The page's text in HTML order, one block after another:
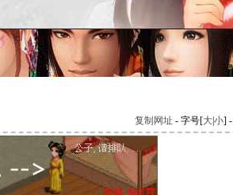
复制网址 - 字号[大|小] -